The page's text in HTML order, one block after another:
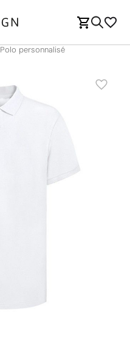
Polo personnalisé